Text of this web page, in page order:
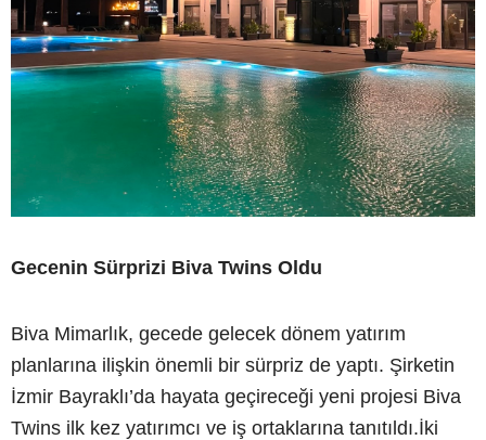
Gecenin Sürprizi Biva Twins Oldu
Biva Mimarlık, gecede gelecek dönem yatırım
planlarına ilişkin önemli bir sürpriz de yaptı. Şirketin
İzmir Bayraklı’da hayata geçireceği yeni projesi Biva
Twins ilk kez yatırımcı ve iş ortaklarına tanıtıldı.İki